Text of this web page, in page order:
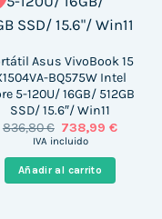
Asus VivoBook 15
BQ575W Intel
5-120U/ 16GB/ 512GB
SSD/ 15.6″/ Win11
836,80€ El
precio
era:
836,80 €.
738,99€El
IVA incluido
Añadir al carrito